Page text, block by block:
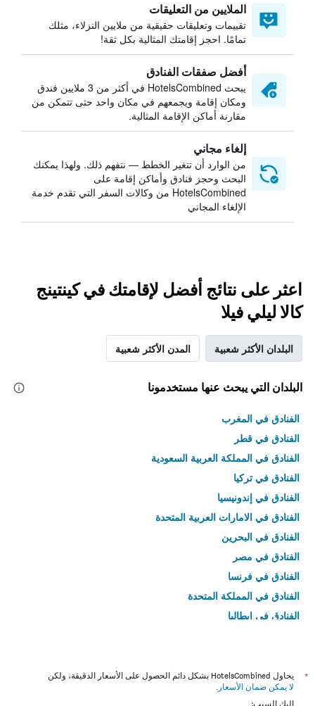
الملايين من التعليقات
تقييمات وتعليقات حقيقية من ملايين النزلاء، مثلك
تمامًا. احجز إقامتك المثالية بكل ثقة!
أفضل صفقات الفنادق
يبحث HotelsCombined في أكثر من 3 ملايين فندق
ومكان إقامة ويجمعهم في مكان واحد حتى تتمكن من
مقارنة أماكن الإقامة المثالية.
إلغاء مجاني
من الوارد أن تتغير الخطط — نتفهم ذلك. ولهذا يمكنك
البحث وحجز فنادق وأماكن إقامة على
HotelsCombined من وكالات السفر التي تقدم خدمة
الإلغاء المجاني
اعثر على نتائج أفضل لإقامتك في كينتينج
كالا ليلي فيلا
البلدان الأكثر شعبية المدن الأكثر شعبية
البلدان التي يبحث عنها مستخدمونا
الفنادق في المغرب
الفنادق في قطر
الفنادق في المملكة العربية السعودية
الفنادق في تركيا
الفنادق في إندونيسيا
الفنادق في الامارات العربية المتحدة
الفنادق في البحرين
الفنادق في مصر
الفنادق في فرنسا
الفنادق في المملكة المتحدة
الفنادق في إيطاليا
*
يحاول HotelsCombined بشكل دائم الحصول على الأسعار الدقيقة، ولكن
لا يمكن ضمان الأسعار .
إليك السبب: